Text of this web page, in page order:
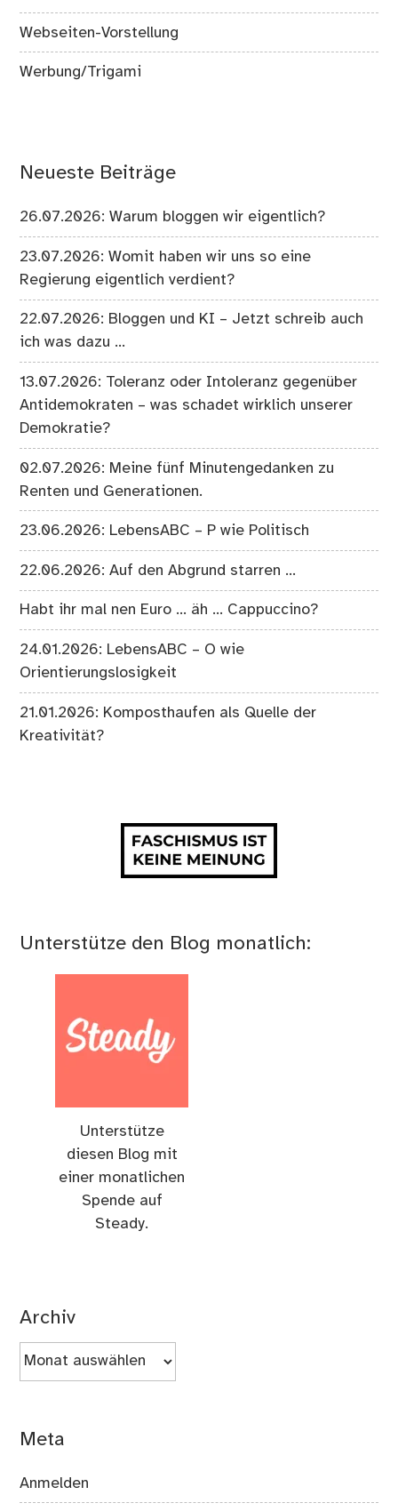
Webseiten-Vorstellung
Werbung/Trigami
Neueste Beiträge
26.07.2026: Warum bloggen wir eigentlich?
23.07.2026: Womit haben wir uns so eine
Regierung eigentlich verdient?
22.07.2026: Bloggen und KI – Jetzt schreib auch
ich was dazu …
13.07.2026: Toleranz oder Intoleranz gegenüber
Antidemokraten – was schadet wirklich unserer
Demokratie?
02.07.2026: Meine fünf Minutengedanken zu
Renten und Generationen.
23.06.2026: LebensABC – P wie Politisch
22.06.2026: Auf den Abgrund starren …
Habt ihr mal nen Euro … äh … Cappuccino?
24.01.2026: LebensABC – O wie
Orientierungslosigkeit
21.01.2026: Komposthaufen als Quelle der
Kreativität?
Unterstütze den Blog monatlich:
Unterstütze
diesen Blog mit
einer monatlichen
Spende auf
Steady.
Archiv
Archiv
Meta
Anmelden